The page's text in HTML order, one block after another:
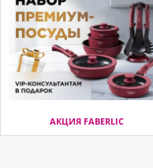
АКЦИЯ FABERLIC